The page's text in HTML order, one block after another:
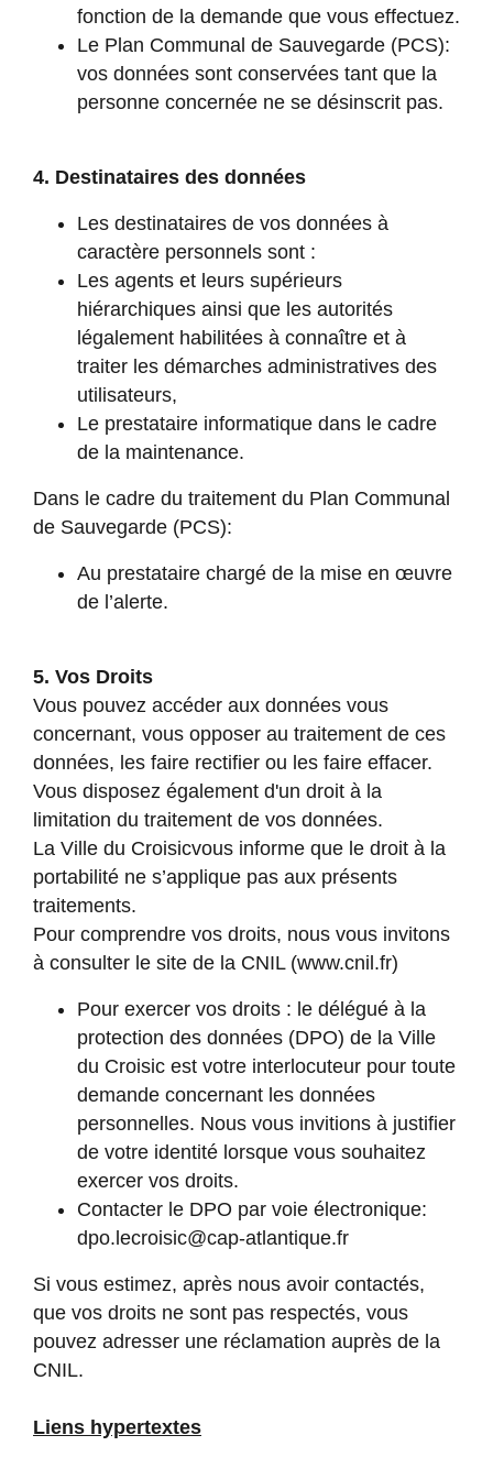
fonction de la demande que vous effectuez.
Le Plan Communal de Sauvegarde (PCS):
vos données sont conservées tant que la
personne concernée ne se désinscrit pas.
4. Destinataires des données
Les destinataires de vos données à
caractère personnels sont :
Les agents et leurs supérieurs
hiérarchiques ainsi que les autorités
légalement habilitées à connaître et à
traiter les démarches administratives des
utilisateurs,
Le prestataire informatique dans le cadre
de la maintenance.
Dans le cadre du traitement du Plan Communal
de Sauvegarde (PCS):
Au prestataire chargé de la mise en œuvre
de l’alerte.
5. Vos Droits
Vous pouvez accéder aux données vous
concernant, vous opposer au traitement de ces
données, les faire rectifier ou les faire effacer.
Vous disposez également d'un droit à la
limitation du traitement de vos données.
La Ville du Croisicvous informe que le droit à la
portabilité ne s’applique pas aux présents
traitements.
Pour comprendre vos droits, nous vous invitons
à consulter le site de la CNIL (www.cnil.fr)
Pour exercer vos droits : le délégué à la
protection des données (DPO) de la Ville
du Croisic est votre interlocuteur pour toute
demande concernant les données
personnelles. Nous vous invitions à justifier
de votre identité lorsque vous souhaitez
exercer vos droits.
Contacter le DPO par voie électronique:
dpo.lecroisic@cap-atlantique.fr
Si vous estimez, après nous avoir contactés,
que vos droits ne sont pas respectés, vous
pouvez adresser une réclamation auprès de la
CNIL.
Liens hypertextes